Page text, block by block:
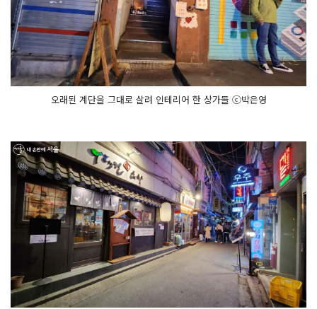
오래된 계단을 그대로 살려 인테리어 한 상가들 ⓒ박은영